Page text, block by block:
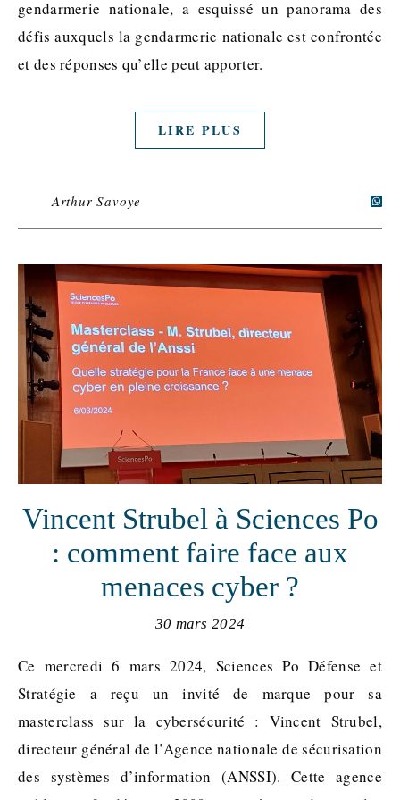
gendarmerie nationale, a esquissé un panorama des
défis auxquels la gendarmerie nationale est confrontée
et des réponses qu’elle peut apporter.
LIRE PLUS
Arthur Savoye
Vincent Strubel à Sciences Po
: comment faire face aux
menaces cyber ?
30 mars 2024
Ce mercredi 6 mars 2024, Sciences Po Défense et
Stratégie a reçu un invité de marque pour sa
masterclass sur la cybersécurité : Vincent Strubel,
directeur général de l’Agence nationale de sécurisation
des systèmes d’information (ANSSI). Cette agence